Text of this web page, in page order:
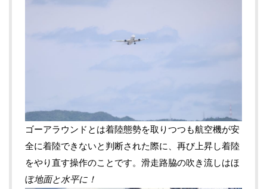
ゴーアラウンドとは着陸態勢を取りつつも航空機が安
全に着陸できないと判断された際に、再び上昇し着陸
をやり直す操作のことです。滑走路脇の吹き流しはほ
ぼ地面と水平に！